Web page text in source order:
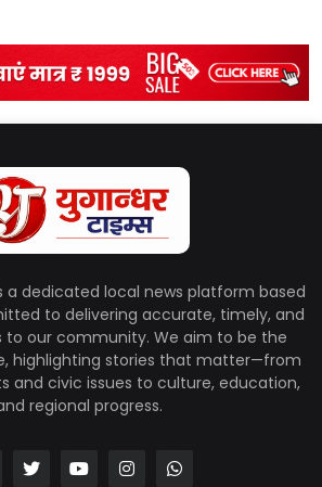
a dedicated local news platform based
to delivering accurate, timely, and
to our community. We aim to be the
highlighting stories that matter—from
and civic issues to culture, education,
regional progress.